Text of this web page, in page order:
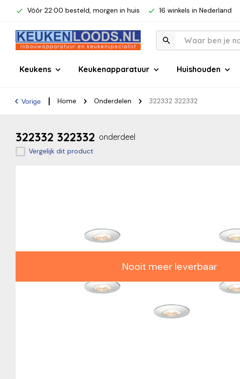
Vóór 22:00 besteld, morgen in huis 16 winkels in Nederland
Keukens Keukenapparatuur Huishouden
Vorige Home Onderdelen 322332 322332
322332 322332 onderdeel
Vergelijk dit product
Nooit meer leverbaar